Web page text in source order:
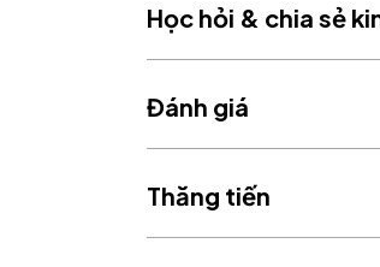
Học hỏi & chia sẻ
Đánh giá
Thăng tiến